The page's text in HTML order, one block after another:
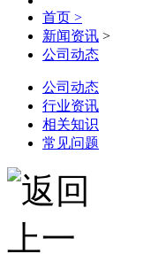
首页 >
新闻资讯 >
公司动态
公司动态
行业资讯
相关知识
常见问题